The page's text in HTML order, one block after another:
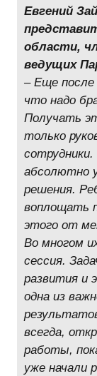
Евгений
области,
ведущих
– Еще
что надо
Получать
только
абсолютно
решения.
воплощать
этого от
Во многом
сессия.
развития и
одна из
всегда,
работы,
уже начали